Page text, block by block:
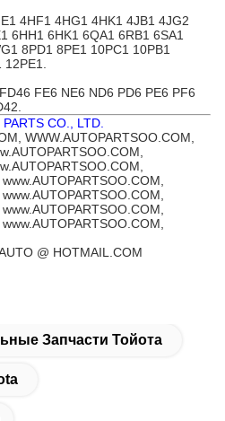
4HF1 4HG1 4HK1 4JB1 4JG2
6HH1 6HK1 6QA1 6RB1 6SA1
8PD1 8PE1 10PC1 10PB1
FE6 NE6 ND6 PD6 PE6 PF6
CO., LTD.
WWW.AUTOPARTSOO.COM,
@ HOTMAIL.COM
Запчасти Тойота